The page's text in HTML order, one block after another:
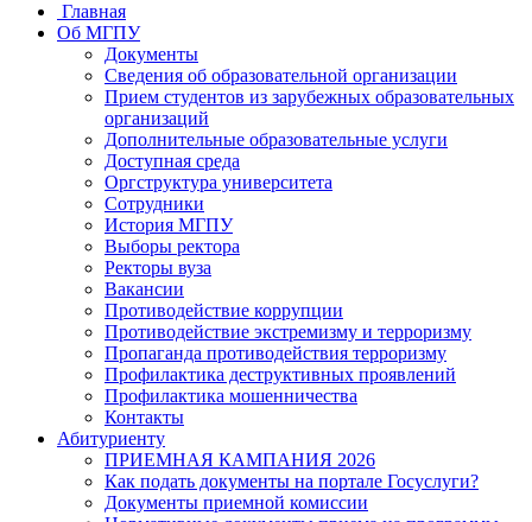
Главная
Об МГПУ
Документы
Сведения об образовательной организации
Прием студентов из зарубежных образовательных
организаций
Дополнительные образовательные услуги
Доступная среда
Оргструктура университета
Сотрудники
История МГПУ
Выборы ректора
Ректоры вуза
Вакансии
Противодействие коррупции
Противодействие экстремизму и терроризму
Пропаганда противодействия терроризму
Профилактика деструктивных проявлений
Профилактика мошенничества
Контакты
Абитуриенту
ПРИЕМНАЯ КАМПАНИЯ 2026
Как подать документы на портале Госуслуги?
Документы приемной комиссии